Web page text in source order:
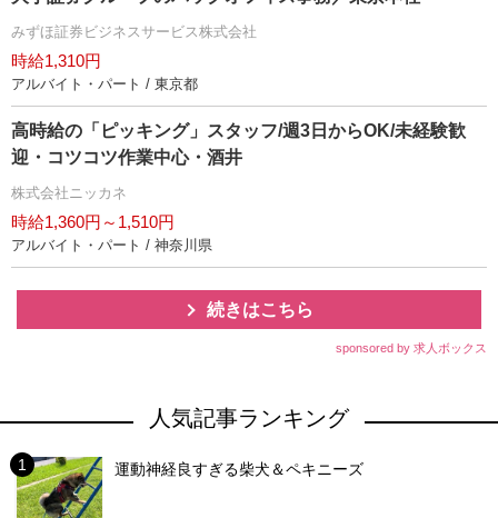
みずほ証券ビジネスサービス株式会社
時給1,310円
アルバイト・パート / 東京都
高時給の「ピッキング」スタッフ/週3日からOK/未経験歓
迎・コツコツ作業中心・酒井
株式会社ニッカネ
時給1,360円～1,510円
アルバイト・パート / 神奈川県
続きはこちら
sponsored by 求人ボックス
人気記事ランキング
運動神経良すぎる柴犬＆ペキニーズ